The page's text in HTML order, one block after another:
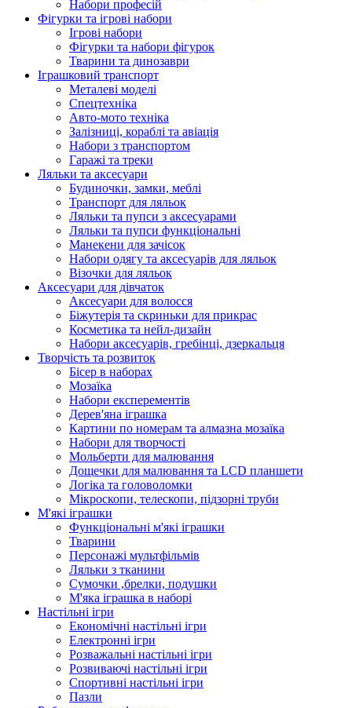
Набори професій
Фігурки та ігрові набори
Ігрові набори
Фігурки та набори фігурок
Тварини та динозаври
Іграшковий транспорт
Металеві моделі
Спецтехніка
Авто-мото техніка
Залізниці, кораблі та авіація
Набори з транспортом
Гаражі та треки
Ляльки та аксесуари
Будиночки, замки, меблі
Транспорт для ляльок
Ляльки та пупси з аксесуарами
Ляльки та пупси функціональні
Манекени для зачісок
Набори одягу та аксесуарів для ляльок
Візочки для ляльок
Аксесуари для дівчаток
Аксесуари для волосся
Біжутерія та скриньки для прикрас
Косметика та нейл-дизайн
Набори аксесуарів, гребінці, дзеркальця
Творчість та розвиток
Бісер в наборах
Мозаїка
Набори експерементів
Дерев'яна іграшка
Картини по номерам та алмазна мозаїка
Набори для творчості
Мольберти для малювання
Дощечки для малювання та LCD планшети
Логіка та головоломки
Мікроскопи, телескопи, підзорні труби
М'які іграшки
Функціональні м'які іграшки
Тварини
Персонажі мультфільмів
Ляльки з тканини
Сумочки ,брелки, подушки
М'яка іграшка в наборі
Настільні ігри
Економічні настільні ігри
Електронні ігри
Розважальні настільні ігри
Розвиваючі настільні ігри
Спортивні настільні ігри
Пазли